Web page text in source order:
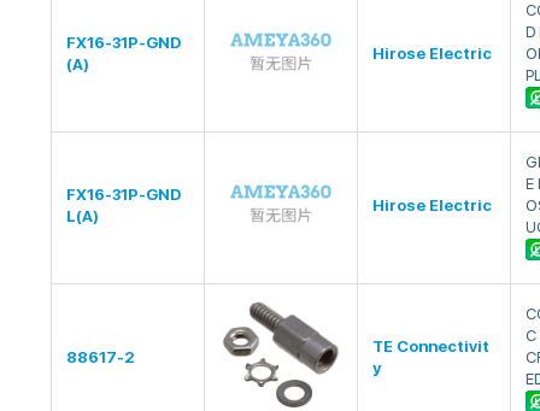
FX16-31P-GND
(A)
Hirose Electric
D
FX16-31P-GND
L(A)
Hirose Electric
E
88617-2
TE Connectivit
y
C